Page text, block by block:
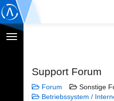
Navigation
Support Forum
Forum
Sonstige
Betriebssystem /